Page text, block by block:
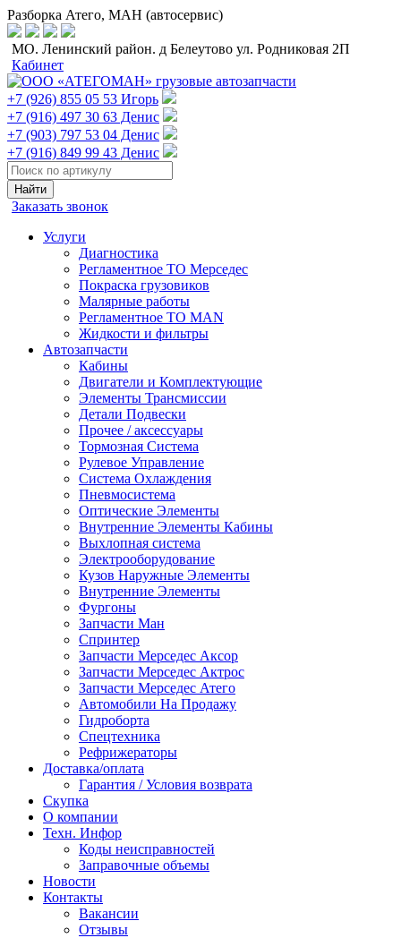
Разборка Атего, МАН (автосервис)
МО. Ленинский район. д Белеутово ул. Родниковая 2П
Кабинет
+7 (926) 855 05 53 Игорь
+7 (916) 497 30 63 Денис
+7 (903) 797 53 04 Денис
+7 (916) 849 99 43 Денис
Заказать звонок
Услуги
Диагностика
Регламентное ТО Мерседес
Покраска грузовиков
Малярные работы
Регламентное ТО MAN
Жидкости и фильтры
Автозапчасти
Кабины
Двигатели и Комплектующие
Элементы Трансмиссии
Детали Подвески
Прочее / аксессуары
Тормозная Система
Рулевое Управление
Система Охлаждения
Пневмосистема
Оптические Элементы
Внутренние Элементы Кабины
Выхлопная система
Электрооборудование
Кузов Наружные Элементы
Внутренние Элементы
Фургоны
Запчасти Ман
Спринтер
Запчасти Мерседес Аксор
Запчасти Мерседес Актрос
Запчасти Мерседес Атего
Автомобили На Продажу
Гидроборта
Спецтехника
Рефрижераторы
Доставка/оплата
Гарантия / Условия возврата
Скупка
О компании
Техн. Инфор
Коды неисправностей
Заправочные объемы
Новости
Контакты
Вакансии
Отзывы